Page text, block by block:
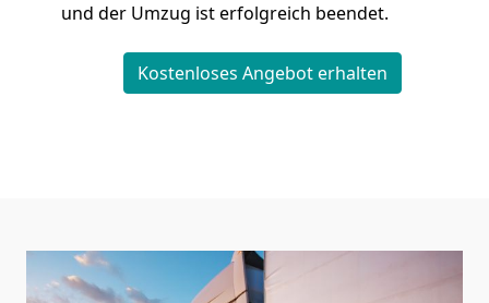
und der Umzug ist erfolgreich beendet.
Kostenloses Angebot erhalten